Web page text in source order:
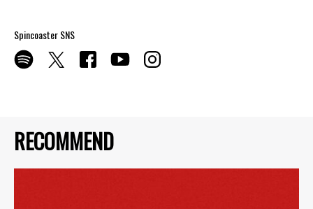
RECOMMEND
Spincoaster SNS